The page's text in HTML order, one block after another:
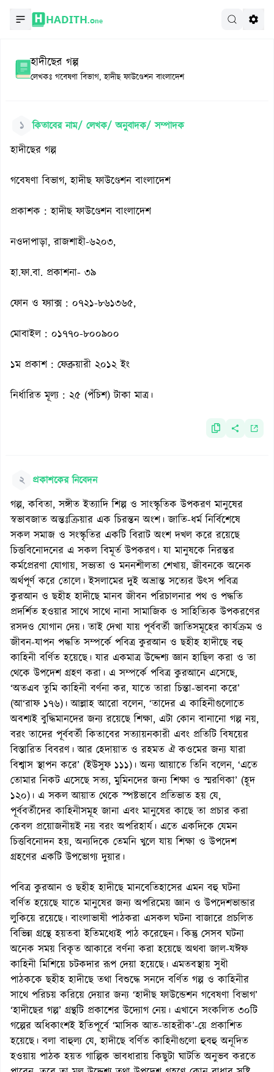
HADITH.One
হাদীছের গল্প
লেখকঃ গবেষণা বিভাগ, হাদীছ ফাউণ্ডেশন বাংলাদেশ
১ কিতাবের নাম/ লেখক/ অনুবাদক/ সম্পাদক
হাদীছের গল্প
গবেষণা বিভাগ, হাদীছ ফাউণ্ডেশন বাংলাদেশ
প্রকাশক : হাদীছ ফাউণ্ডেশন বাংলাদেশ
নওদাপাড়া, রাজশাহী-৬২০৩,
হা.ফা.বা. প্রকাশনা- ৩৯
ফোন ও ফ্যাক্স : ০৭২১-৮৬১৩৬৫,
মোবাইল : ০১৭৭০-৮০০৯০০
১ম প্রকাশ : ফেব্রুয়ারী ২০১২ ইং
নির্ধারিত মূল্য : ২৫ (পঁচিশ) টাকা মাত্র।
২ প্রকাশকের নিবেদন
গল্প, কবিতা, সঙ্গীত ইত্যাদি শিল্প ও সাংস্কৃতিক উপকরণ মানুষের
স্বভাবজাত অন্তঃক্রিয়ার এক চিরন্তন অংশ। জাতি-ধর্ম নির্বিশেষে
সকল সমাজ ও সংস্কৃতির একটি বিরাট অংশ দখল করে রয়েছে
চিত্তবিনোদনের এ সকল বিমূর্ত উপকরণ। যা মানুষকে নিরন্তর
কর্মপ্রেরণা যোগায়, সভ্যতা ও মননশীলতা শেখায়, জীবনকে অনেক
অর্থপূর্ণ করে তোলে। ইসলামের দুই অভ্রান্ত সত্যের উৎস পবিত্র
কুরআন ও ছহীহ হাদীছে মানব জীবন পরিচালনার পথ ও পদ্ধতি
প্রদর্শিত হওয়ার সাথে সাথে নানা সামাজিক ও সাহিত্যিক উপকরণের
রসদও যোগান দেয়। তাই দেখা যায় পূর্ববর্তী জাতিসমূহের কার্যক্রম ও
জীবন-যাপন পদ্ধতি সম্পর্কে পবিত্র কুরআন ও ছহীহ হাদীছে বহু
কাহিনী বর্ণিত হয়েছে। যার একমাত্র উদ্দেশ্য জ্ঞান হাছিল করা ও তা
থেকে উপদেশ গ্রহণ করা। এ সম্পর্কে পবিত্র কুরআনে এসেছে,
‘অতএব তুমি কাহিনী বর্ণনা কর, যাতে তারা চিন্তা-ভাবনা করে’
(আ‘রাফ ১৭৬)। আল্লাহ আরো বলেন, ‘তাদের এ কাহিনীগুলোতে
অবশ্যই বুদ্ধিমানদের জন্য রয়েছে শিক্ষা, এটা কোন বানানো গল্প নয়,
বরং তাদের পূর্ববর্তী কিতাবের সত্যায়নকারী এবং প্রতিটি বিষয়ের
বিস্তারিত বিবরণ। আর হেদায়াত ও রহমত ঐ কওমের জন্য যারা
বিশ্বাস স্থাপন করে’ (ইউসুফ ১১১)। অন্য আয়াতে তিনি বলেন, ‘এতে
তোমার নিকট এসেছে সত্য, মুমিনদের জন্য শিক্ষা ও স্মরণিকা’ (হূদ
১২০)। এ সকল আয়াত থেকে স্পষ্টভাবে প্রতিভাত হয় যে,
পূর্ববর্তীদের কাহিনীসমূহ জানা এবং মানুষের কাছে তা প্রচার করা
কেবল প্রয়োজনীয়ই নয় বরং অপরিহার্য। এতে একদিকে যেমন
চিত্তবিনোদন হয়, অন্যদিকে তেমনি খুলে যায় শিক্ষা ও উপদেশ
গ্রহণের একটি উপভোগ্য দুয়ার।
পবিত্র কুরআন ও ছহীহ হাদীছে মানবেতিহাসের এমন বহু ঘটনা
বর্ণিত হয়েছে যাতে মানুষের জন্য অপরিমেয় জ্ঞান ও উপদেশভান্ডার
লুকিয়ে রয়েছে। বাংলাভাষী পাঠকরা এসকল ঘটনা বাজারে প্রচলিত
বিভিন্ন গ্রন্থে হয়তবা ইতিমধ্যেই পাঠ করেছেন। কিন্তু সেসব ঘটনা
অনেক সময় বিকৃত আকারে বর্ণনা করা হয়েছে অথবা জাল-যঈফ
কাহিনী মিশিয়ে চটকদার রূপ দেয়া হয়েছে। এমতবস্থায় সুধী
পাঠককে ছহীহ হাদীছে তথা বিশুদ্ধে সনদে বর্ণিত গল্প ও কাহিনীর
সাথে পরিচয় করিয়ে দেয়ার জন্য ‘হাদীছ ফাউন্ডেশন গবেষণা বিভাগ’
‘হাদীছের গল্প’ গ্রন্থটি প্রকাশের উদ্যোগ নেয়। এখানে সংকলিত ৩০টি
গল্পের অধিকাংশই ইতিপূর্বে ‘মাসিক আত-তাহরীক’-য়ে প্রকাশিত
হয়েছে। বলা বাহুল্য যে, হাদীছে বর্ণিত কাহিনীগুলো হুবহু অনূদিত
হওয়ায় পাঠক হয়ত গাল্পিক ভাবধারায় কিছুটা ঘাটতি অনুভব করতে